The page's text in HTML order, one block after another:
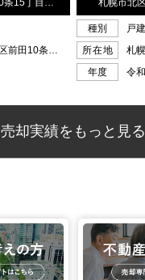
売却実績をもっと見る